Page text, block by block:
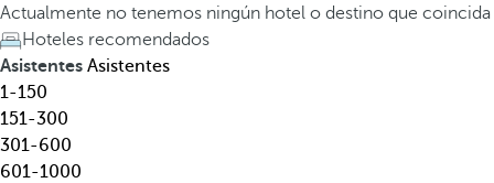
l
,
d
e
s
t
i
a
t
e
c
l
a
d
Actualmente no tenemos ningún hotel o destino que
Hoteles recomendados
Asistentes Asistentes
1-150
151-300
301-600
601-1000